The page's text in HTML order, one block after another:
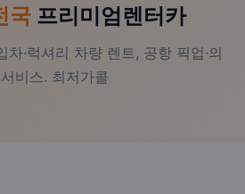
국프리미엄렌터카
·럭셔리 차량 렌트, 공항 픽업·의
비스. 최저가콜